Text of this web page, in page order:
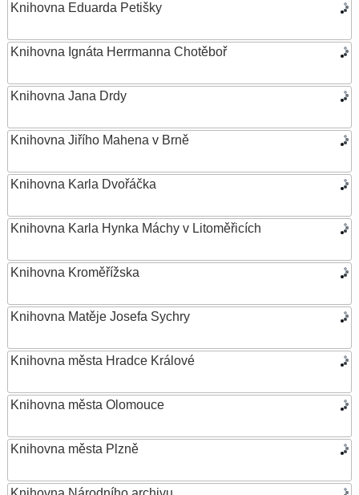
Knihovna Eduarda Petišky
Knihovna Ignáta Herrmanna Chotěboř
Knihovna Jana Drdy
Knihovna Jiřího Mahena v Brně
Knihovna Karla Dvořáčka
Knihovna Karla Hynka Máchy v Litoměřicích
Knihovna Kroměřížska
Knihovna Matěje Josefa Sychry
Knihovna města Hradce Králové
Knihovna města Olomouce
Knihovna města Plzně